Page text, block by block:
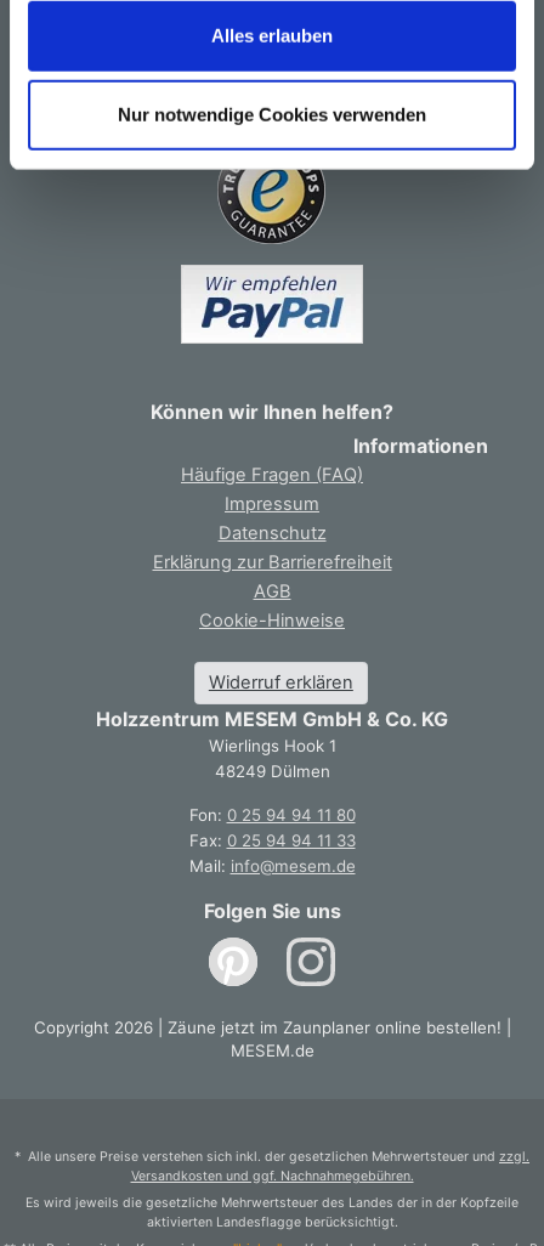
Alles erlauben
Nur notwendige Cookies verwenden
anderen Gutscheinen kombinierbar.)
Zur Newsletter Anmeldung
Können wir Ihnen helfen?
Informationen
Häufige Fragen (FAQ)
Impressum
Datenschutz
Erklärung zur Barrierefreiheit
AGB
Cookie-Hinweise
Widerruf erklären
Holzzentrum MESEM GmbH & Co. KG
Wierlings Hook 1
48249 Dülmen
Fon: 0 25 94 94 11 80
Fax: 0 25 94 94 11 33
Mail: info@mesem.de
Folgen Sie uns
Copyright 2026 | Zäune jetzt im Zaunplaner online bestellen! |
MESEM.de
* Alle unsere Preise verstehen sich inkl. der gesetzlichen Mehrwertsteuer und zzgl.
Versandkosten und ggf. Nachnahmegebühren.
Es wird jeweils die gesetzliche Mehrwertsteuer des Landes der in der Kopfzeile
aktivierten Landesflagge berücksichtigt.